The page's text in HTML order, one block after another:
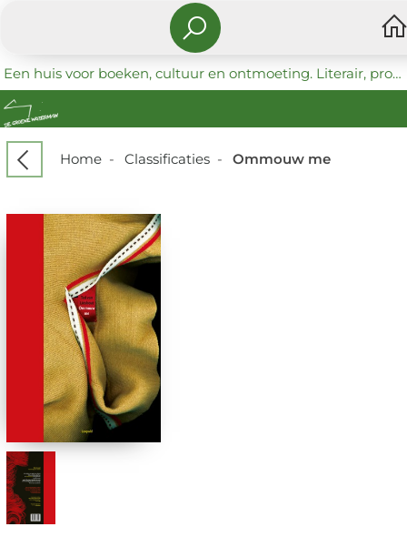
Een huis voor boeken, cultuur en ontmoeting. Literair, progressief en coöperatief.
Home- Classificaties- Ommouw me